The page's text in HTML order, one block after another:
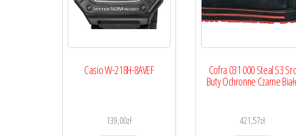
Casio W-218H-8AVEF
139,00zł
Cofra 031 000 Steal S3 Src
Buty Ochronne Czarne
421,57zł